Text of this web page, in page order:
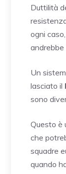
Duttilità
ogni
andrebbe
Un
lasciato il
sono
Questo è
che
squadre
quando